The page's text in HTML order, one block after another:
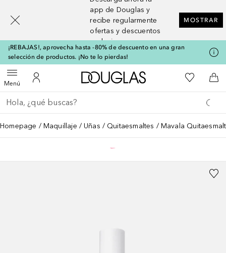
app de Douglas y
recibe regularmente
ofertas y descuentos
exclusivos
MOSTRAR
¡REBAJAS!, aprovecha hasta -80% de descuento en una gran
selección de productos. ¡No te lo pierdas!
MenúAbrir menúMi cuenta
A Douglas HomeMi lista de
A
Regresar
Ejecutar búsqueda
Homepage Maquillaje Uñas Quitaesmaltes Mavala
[navigation.slideout.screenreader]